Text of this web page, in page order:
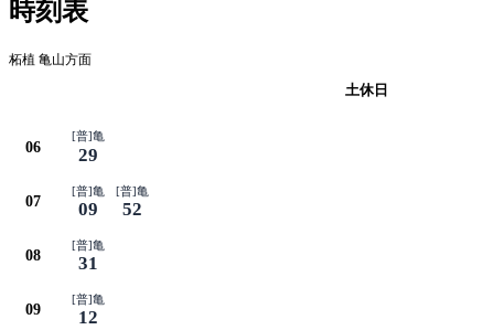
時刻表
柘植 亀山方面
土休日
06
[普]亀
29
07
[普]亀
09
[普]亀
52
08
[普]亀
31
09
[普]亀
12